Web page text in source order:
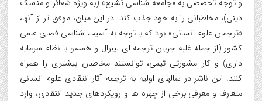
و توجه تخصصی به «جامعه شناسی تشیع» (به ویژه شعائر و مناسک
دینی)، مخاطبانی را به خود جذب کند. در این میان، موفق تر از آنها،
«ترجمان علوم انسانی» بود که با توجه به آسیب شناسی فضای علمی
کشور (از جمله غلبه جریان ترجمه ای لیبرال و همسو با نظام سرمایه
داری) و کار مشورتی تیمی، توانستند مخاطبان بیشتری را همراه
کنند. این ناشر در سالهای اولیه به ترجمه آثار انتقادی علوم انسانی
متعارف و معرفی برخی از چهره ها و رویکردهای جدید انتقادی، وارد